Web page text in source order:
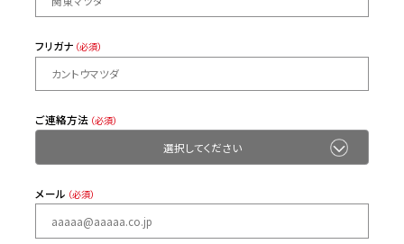
フリガナ （必須）
ご連絡方法 （必須）
メール （必須）